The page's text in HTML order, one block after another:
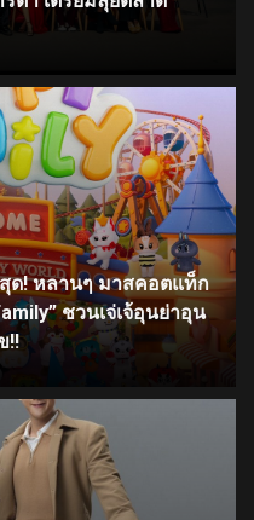
ด! หลานๆ มาสคอตแท็ก
ชวนเจ่เจ้อุนย่าอุน
!!